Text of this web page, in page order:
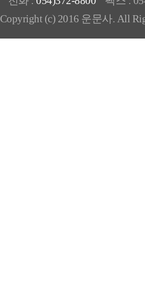
Copyright (c) 2016 운문사. All